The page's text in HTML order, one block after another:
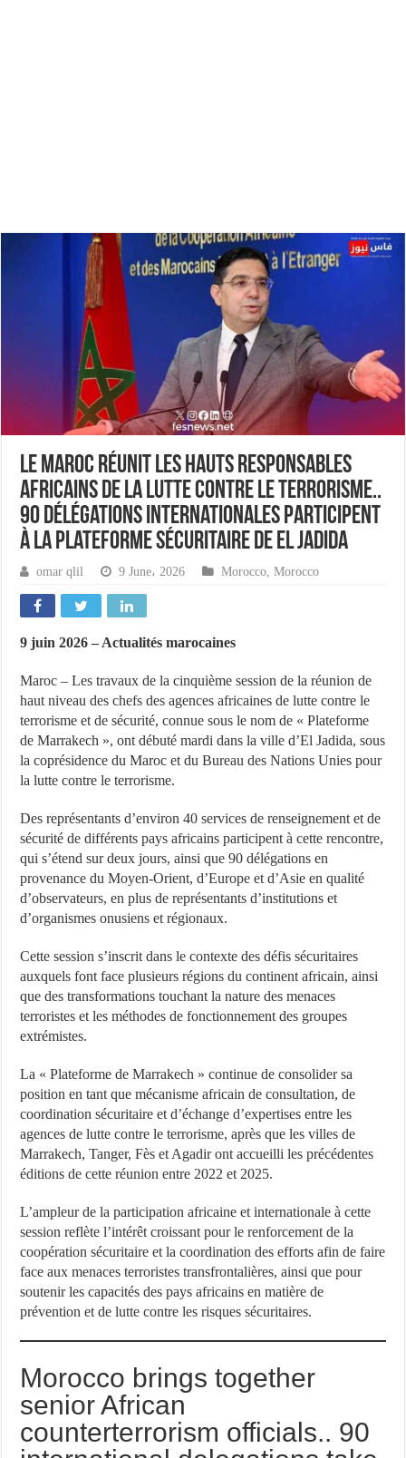
Le Maroc réunit les hauts responsables
africains de la lutte contre le terrorisme..
90 délégations internationales participent
à la plateforme sécuritaire de El Jadida
omar qlil 9 June، 2026 Morocco ,Morocco
9 juin 2026 – Actualités marocaines
Maroc – Les travaux de la cinquième session de la réunion de
haut niveau des chefs des agences africaines de lutte contre le
terrorisme et de sécurité, connue sous le nom de « Plateforme
de Marrakech », ont débuté mardi dans la ville d’El Jadida, sous
la coprésidence du Maroc et du Bureau des Nations Unies pour
la lutte contre le terrorisme.
Des représentants d’environ 40 services de renseignement et de
sécurité de différents pays africains participent à cette rencontre,
qui s’étend sur deux jours, ainsi que 90 délégations en
provenance du Moyen-Orient, d’Europe et d’Asie en qualité
d’observateurs, en plus de représentants d’institutions et
d’organismes onusiens et régionaux.
Cette session s’inscrit dans le contexte des défis sécuritaires
auxquels font face plusieurs régions du continent africain, ainsi
que des transformations touchant la nature des menaces
terroristes et les méthodes de fonctionnement des groupes
extrémistes.
La « Plateforme de Marrakech » continue de consolider sa
position en tant que mécanisme africain de consultation, de
coordination sécuritaire et d’échange d’expertises entre les
agences de lutte contre le terrorisme, après que les villes de
Marrakech, Tanger, Fès et Agadir ont accueilli les précédentes
éditions de cette réunion entre 2022 et 2025.
L’ampleur de la participation africaine et internationale à cette
session reflète l’intérêt croissant pour le renforcement de la
coopération sécuritaire et la coordination des efforts afin de faire
face aux menaces terroristes transfrontalières, ainsi que pour
soutenir les capacités des pays africains en matière de
prévention et de lutte contre les risques sécuritaires.
Morocco brings together
senior African
counterterrorism officials.. 90